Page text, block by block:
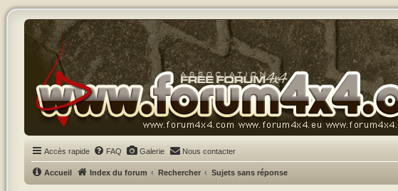
Accès rapide FAQ Galerie Nous contacter
Accueil Index du forum Rechercher Sujets sans réponse